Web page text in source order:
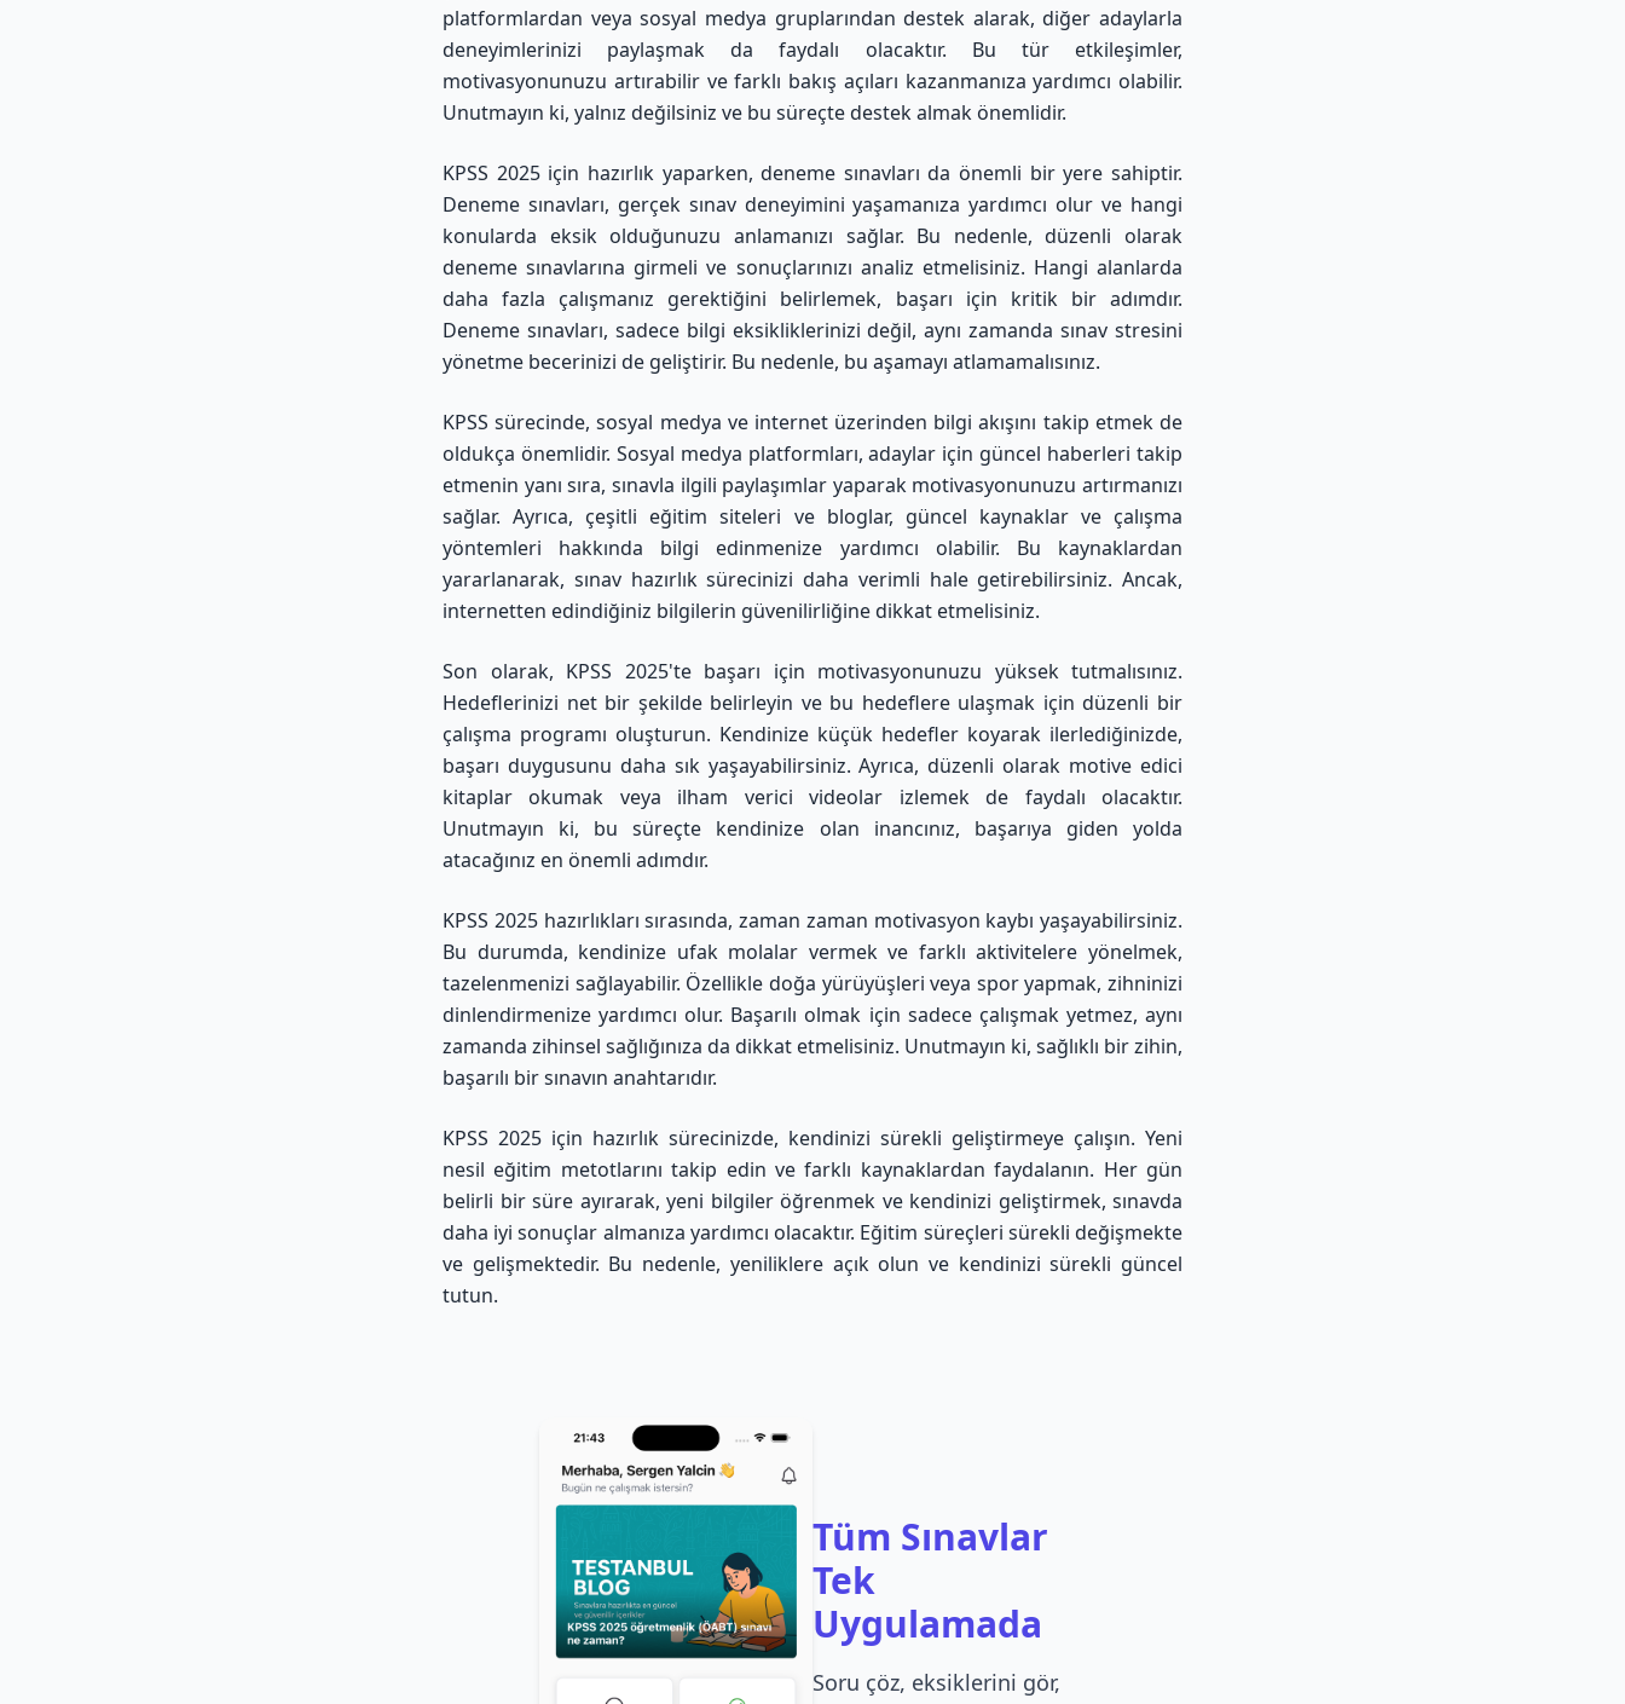
platformlardan veya sosyal medya gruplarından destek alarak, diğer adaylarla
deneyimlerinizi paylaşmak da faydalı olacaktır. Bu tür etkileşimler,
motivasyonunuzu artırabilir ve farklı bakış açıları kazanmanıza yardımcı olabilir.
Unutmayın ki, yalnız değilsiniz ve bu süreçte destek almak önemlidir.
KPSS 2025 için hazırlık yaparken, deneme sınavları da önemli bir yere sahiptir.
Deneme sınavları, gerçek sınav deneyimini yaşamanıza yardımcı olur ve hangi
konularda eksik olduğunuzu anlamanızı sağlar. Bu nedenle, düzenli olarak
deneme sınavlarına girmeli ve sonuçlarınızı analiz etmelisiniz. Hangi alanlarda
daha fazla çalışmanız gerektiğini belirlemek, başarı için kritik bir adımdır.
Deneme sınavları, sadece bilgi eksikliklerinizi değil, aynı zamanda sınav stresini
yönetme becerinizi de geliştirir. Bu nedenle, bu aşamayı atlamamalısınız.
KPSS sürecinde, sosyal medya ve internet üzerinden bilgi akışını takip etmek de
oldukça önemlidir. Sosyal medya platformları, adaylar için güncel haberleri takip
etmenin yanı sıra, sınavla ilgili paylaşımlar yaparak motivasyonunuzu artırmanızı
sağlar. Ayrıca, çeşitli eğitim siteleri ve bloglar, güncel kaynaklar ve çalışma
yöntemleri hakkında bilgi edinmenize yardımcı olabilir. Bu kaynaklardan
yararlanarak, sınav hazırlık sürecinizi daha verimli hale getirebilirsiniz. Ancak,
internetten edindiğiniz bilgilerin güvenilirliğine dikkat etmelisiniz.
Son olarak, KPSS 2025'te başarı için motivasyonunuzu yüksek tutmalısınız.
Hedeflerinizi net bir şekilde belirleyin ve bu hedeflere ulaşmak için düzenli bir
çalışma programı oluşturun. Kendinize küçük hedefler koyarak ilerlediğinizde,
başarı duygusunu daha sık yaşayabilirsiniz. Ayrıca, düzenli olarak motive edici
kitaplar okumak veya ilham verici videolar izlemek de faydalı olacaktır.
Unutmayın ki, bu süreçte kendinize olan inancınız, başarıya giden yolda
atacağınız en önemli adımdır.
KPSS 2025 hazırlıkları sırasında, zaman zaman motivasyon kaybı yaşayabilirsiniz.
Bu durumda, kendinize ufak molalar vermek ve farklı aktivitelere yönelmek,
tazelenmenizi sağlayabilir. Özellikle doğa yürüyüşleri veya spor yapmak, zihninizi
dinlendirmenize yardımcı olur. Başarılı olmak için sadece çalışmak yetmez, aynı
zamanda zihinsel sağlığınıza da dikkat etmelisiniz. Unutmayın ki, sağlıklı bir zihin,
başarılı bir sınavın anahtarıdır.
KPSS 2025 için hazırlık sürecinizde, kendinizi sürekli geliştirmeye çalışın. Yeni
nesil eğitim metotlarını takip edin ve farklı kaynaklardan faydalanın. Her gün
belirli bir süre ayırarak, yeni bilgiler öğrenmek ve kendinizi geliştirmek, sınavda
daha iyi sonuçlar almanıza yardımcı olacaktır. Eğitim süreçleri sürekli değişmekte
ve gelişmektedir. Bu nedenle, yeniliklere açık olun ve kendinizi sürekli güncel
tutun.
Tüm Sınavlar
Tek
Uygulamada
Soru çöz, eksiklerini gör,